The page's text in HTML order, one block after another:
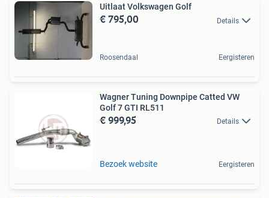
Uitlaat Volkswagen Golf
€ 795,00 Details
Roosendaal Eergisteren
Wagner Tuning Downpipe Catted VW
Golf 7 GTI RL511
€ 999,95 Details
Bezoek website Eergisteren